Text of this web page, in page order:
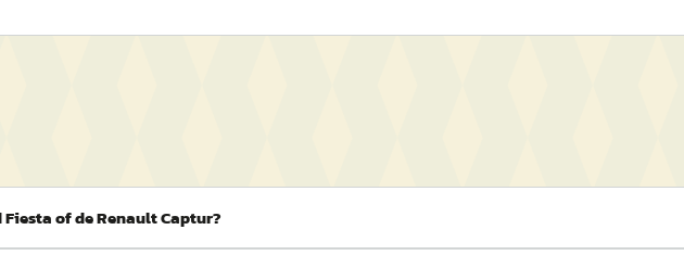
of de Renault Captur?